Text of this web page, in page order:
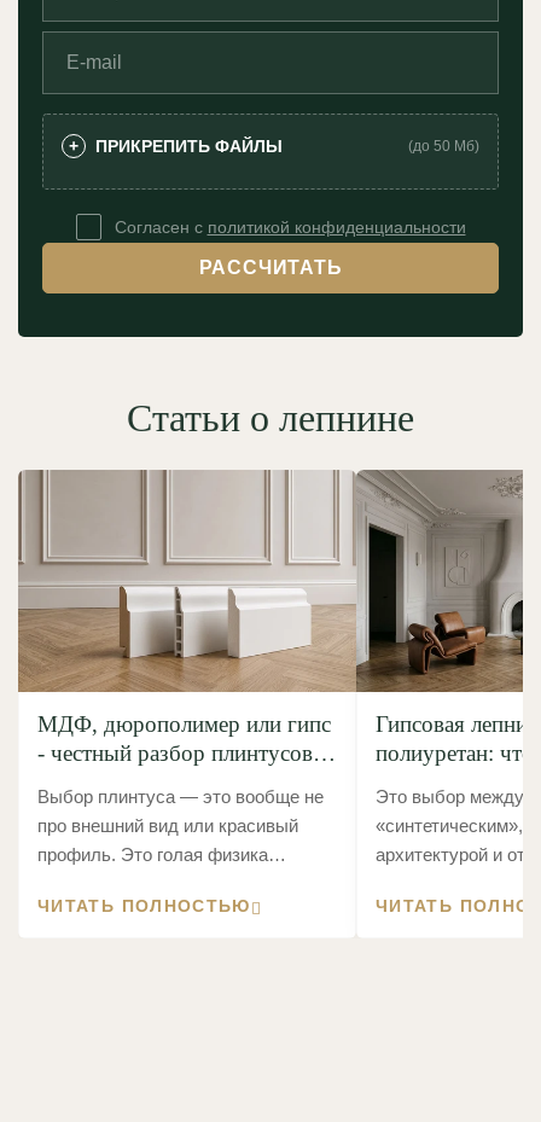
+ ПРИКРЕПИТЬ ФАЙЛЫ (до 50 Мб)
Согласен с политикой конфиденциальности
РАССЧИТАТЬ
Статьи о лепнине
МДФ, дюрополимер или гипс
- честный разбор плинтусов
Выбор плинтуса — это вообще не
про внешний вид или красивый
профиль. Это голая физика
ЧИТАТЬ ПОЛНОСТЬЮ
Гипсовая
полиуретан:
Это выбор между
«синтетическим»,
архитектурой и
декором через два
ЧИТАТЬ